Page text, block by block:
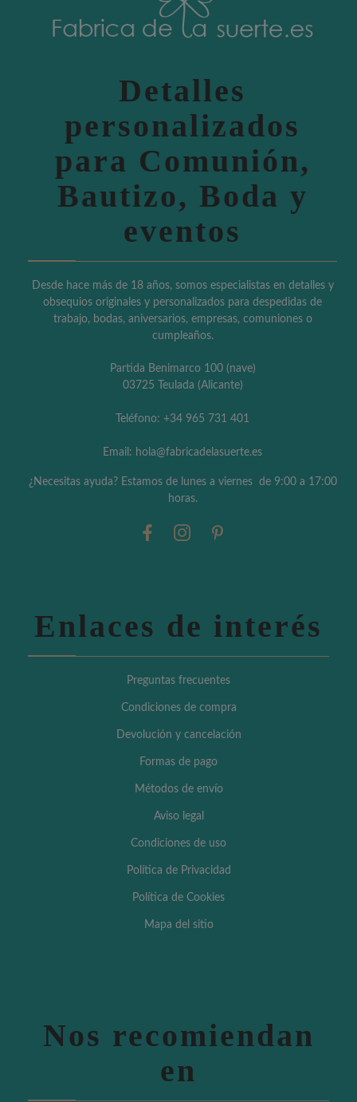
Detalles
personalizados
para Comunión,
Bautizo, Boda y
eventos
Desde hace más de 18 años, somos especialistas en detalles y
obsequios originales y personalizados para despedidas de
trabajo, bodas, aniversarios, empresas, comuniones o
cumpleaños.
Partida Benimarco 100 (nave)
03725 Teulada (Alicante)
Teléfono: +34 965 731 401
Email: hola@fabricadelasuerte.es
¿Necesitas ayuda? Estamos de lunes a viernes de 9:00 a 17:00
horas.
Enlaces de interés
Preguntas frecuentes
Condiciones de compra
Devolución y cancelación
Formas de pago
Métodos de envío
Aviso legal
Condiciones de uso
Política de Privacidad
Política de Cookies
Mapa del sitio
Nos recomiendan
en